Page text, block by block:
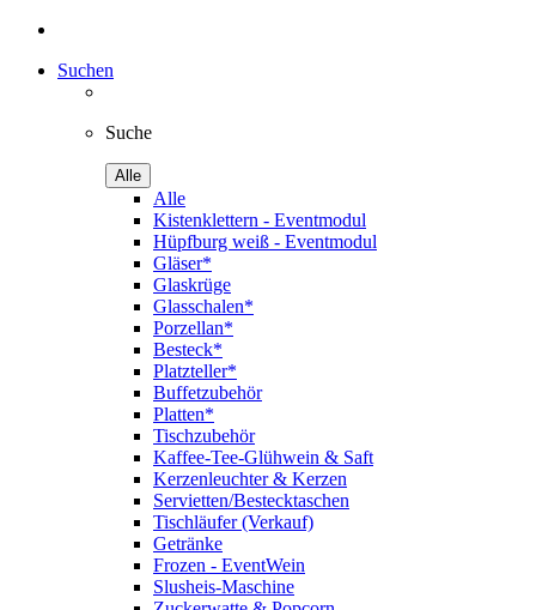
Suchen
Suche
Alle
Alle
Kistenklettern - Eventmodul
Hüpfburg weiß - Eventmodul
Gläser*
Glaskrüge
Glasschalen*
Porzellan*
Besteck*
Platzteller*
Buffetzubehör
Platten*
Tischzubehör
Kaffee-Tee-Glühwein & Saft
Kerzenleuchter & Kerzen
Servietten/Bestecktaschen
Tischläufer (Verkauf)
Getränke
Frozen - EventWein
Slusheis-Maschine